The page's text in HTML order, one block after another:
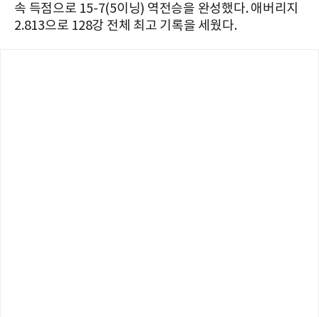
속 득점으로 15-7(5이닝) 역전승을 완성했다. 애버리지
2.813으로 128강 전체 최고 기록을 세웠다.